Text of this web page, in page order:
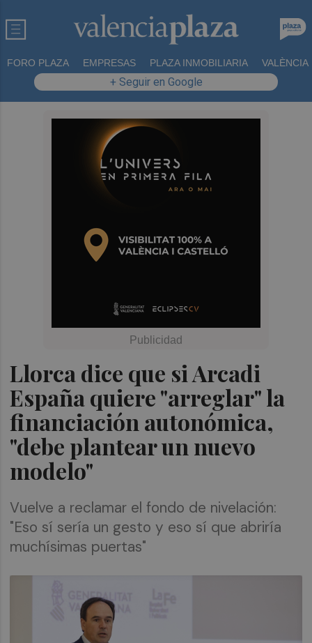
FORO PLAZA EMPRESAS PLAZA INMOBILIARIA VALÈNCIA
+ Seguir en Google
Llorca dice que si Arcadi
España quiere "arreglar" la
financiación autonómica,
"debe plantear un nuevo
modelo"
Vuelve a reclamar el fondo de nivelación:
"Eso sí sería un gesto y eso sí que abriría
muchísimas puertas"